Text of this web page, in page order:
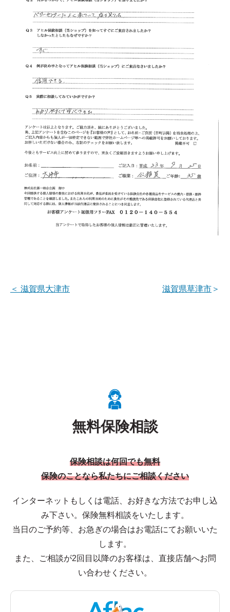
＜ 滋賀県大津市 ＞
滋賀県草津市
無料保険相談
保険相談は何回でも無料
保険のことなら私たちにご相談ください
インターネットもしくは電話、お好きな方法でお申し込
み下さい。保険無料相談をいたします。
当日のご予約等、お急ぎの場合はお電話にてお願いいた
します。
また、ご相談が2回目以降のお客様は、直接店舗へお問
い合わせください。